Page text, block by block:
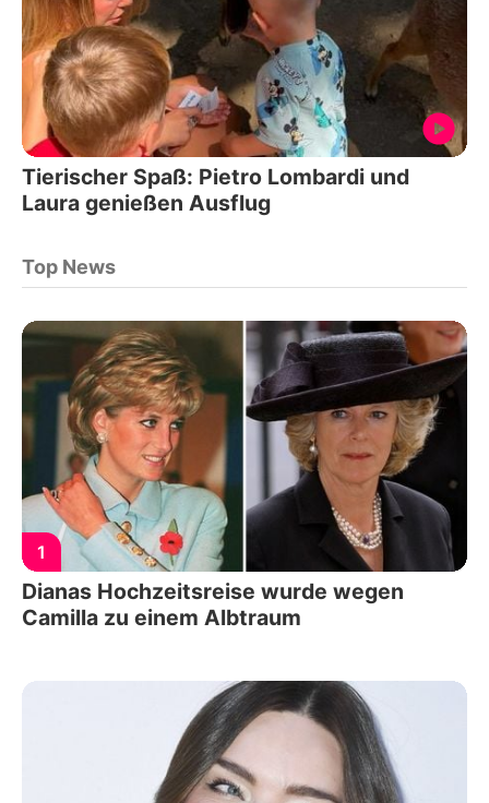
Tierischer Spaß: Pietro Lombardi und
Laura genießen Ausflug
Top News
1
Dianas Hochzeitsreise wurde wegen
Camilla zu einem Albtraum